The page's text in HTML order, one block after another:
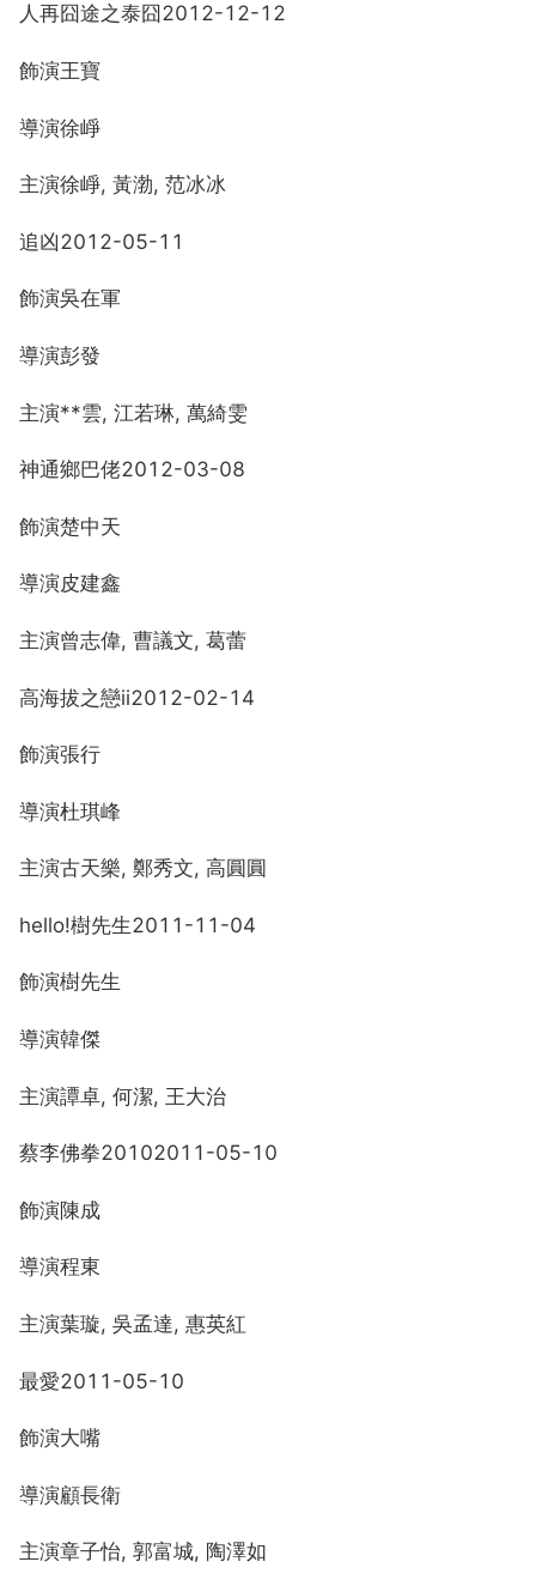
人再囧途之泰囧2012-12-12
飾演王寶
導演徐崢
主演徐崢, 黃渤, 范冰冰
追凶2012-05-11
飾演吳在軍
導演彭發
主演**雲, 江若琳, 萬綺雯
神通鄉巴佬2012-03-08
飾演楚中天
導演皮建鑫
主演曾志偉, 曹議文, 葛蕾
高海拔之戀ii2012-02-14
飾演張行
導演杜琪峰
主演古天樂, 鄭秀文, 高圓圓
hello!樹先生2011-11-04
飾演樹先生
導演韓傑
主演譚卓, 何潔, 王大治
蔡李佛拳20102011-05-10
飾演陳成
導演程東
主演葉璇, 吳孟達, 惠英紅
最愛2011-05-10
飾演大嘴
導演顧長衛
主演章子怡, 郭富城, 陶澤如